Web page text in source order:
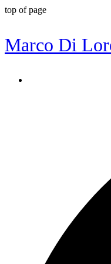
top of page
Marco Di